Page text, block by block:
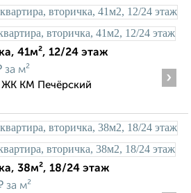
41м², 12/24 этаж
за м²
KM Печёрский
›
38м², 18/24 этаж
за м²